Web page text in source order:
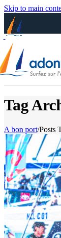
Skip to main
Tag
A bon port/Posts